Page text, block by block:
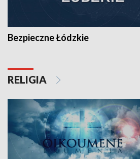
Bezpieczne Łódzkie
RELIGIA